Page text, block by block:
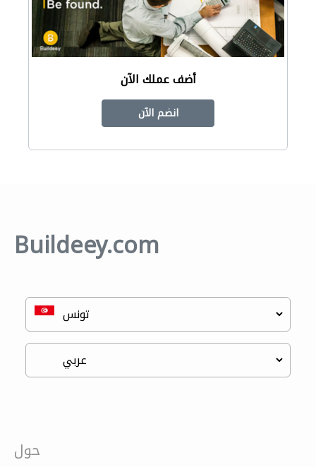
أضف عملك الآن
انضم الآن
Buildeey.com
حول